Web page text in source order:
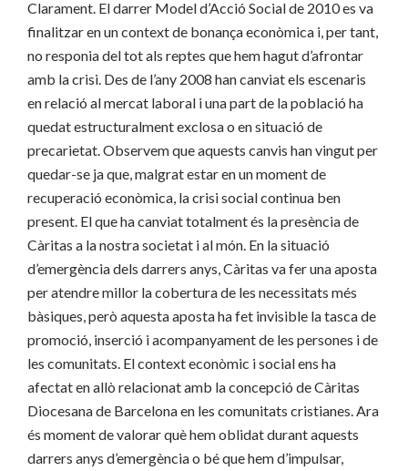
Clarament. El darrer Model d’Acció Social de 2010 es va
finalitzar en un context de bonança econòmica i, per tant,
no responia del tot als reptes que hem hagut d’afrontar
amb la crisi. Des de l’any 2008 han canviat els escenaris
en relació al mercat laboral i una part de la població ha
quedat estructuralment exclosa o en situació de
precarietat. Observem que aquests canvis han vingut per
quedar-se ja que, malgrat estar en un moment de
recuperació econòmica, la crisi social continua ben
present. El que ha canviat totalment és la presència de
Càritas a la nostra societat i al món. En la situació
d’emergència dels darrers anys, Càritas va fer una aposta
per atendre millor la cobertura de les necessitats més
bàsiques, però aquesta aposta ha fet invisible la tasca de
promoció, inserció i acompanyament de les persones i de
les comunitats. El context econòmic i social ens ha
afectat en allò relacionat amb la concepció de Càritas
Diocesana de Barcelona en les comunitats cristianes. Ara
és moment de valorar què hem oblidat durant aquests
darrers anys d’emergència o bé que hem d’impulsar,